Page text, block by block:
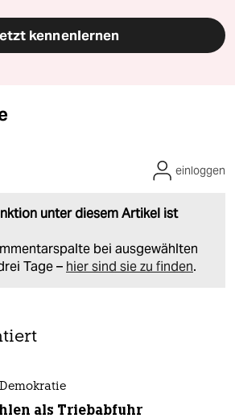
kennenlernen
unter diesem Artikel ist
bei ausgewählten
Tage – hier sind sie zu finden.
einloggen
als Triebabfuhr